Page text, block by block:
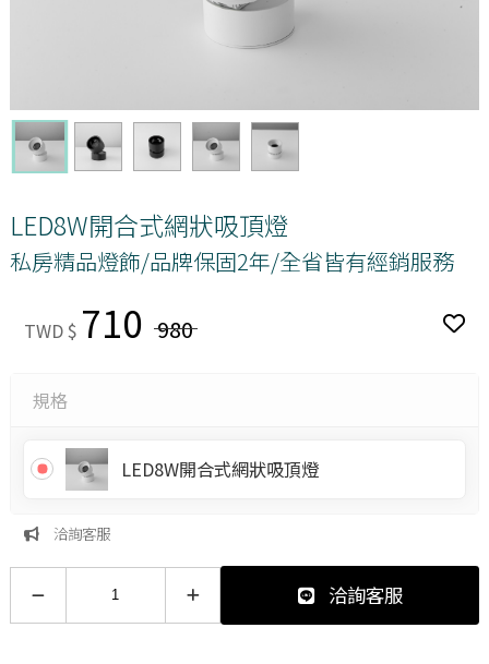
LED8W開合式網狀吸頂燈
私房精品燈飾/品牌保固2年/全省皆有經銷服務
TWD $ 710 980
規格
LED8W開合式網狀吸頂燈
洽詢客服
洽詢客服